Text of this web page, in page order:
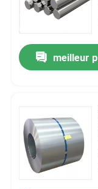
meilleur